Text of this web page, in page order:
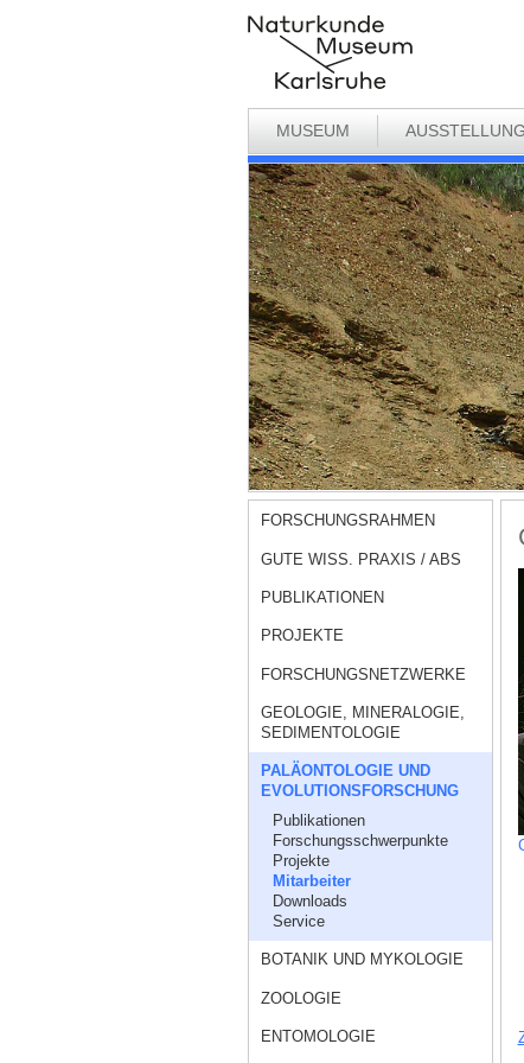
MUSEUM
FORSCHUNGSRAHMEN
GUTE WISS. PRAXIS / ABS
PUBLIKATIONEN
PROJEKTE
FORSCHUNGSNETZWERKE
GEOLOGIE, MINERALOGIE,
SEDIMENTOLOGIE
PALÄONTOLOGIE UND
EVOLUTIONSFORSCHUNG
Publikationen
Forschungsschwerpunkte
Projekte
Mitarbeiter
Downloads
Service
BOTANIK UND MYKOLOGIE
ZOOLOGIE
ENTOMOLOGIE